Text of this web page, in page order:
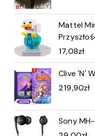
Mattel
17,08zł
Clive 'N'
219,90zł
Sony